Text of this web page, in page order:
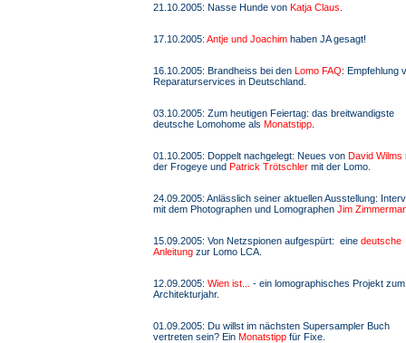
21.10.2005: Nasse Hunde von Katja Claus
17.10.2005: Antje und Joachim haben JA gesagt!
16.10.2005: Brandheiss bei den Lomo FAQ: Empfehlung
Reparaturservices in Deutschland.
03.10.2005: Zum heutigen Feiertag: das breitwandigste
deutsche Lomohome als Monatstipp
01.10.2005: Doppelt nachgelegt: Neues von David Wilms
der Frogeye und Patrick Trötschler mit der Lomo.
24.09.2005: Anlässlich seiner aktuellen Ausstellung:
mit dem Photographen und Lomographen Jim
15.09.2005: Von Netzspionen aufgespürt: eine deutsche
Anleitung zur Lomo LCA.
12.09.2005: Wien ist... - ein lomographisches Projekt zum
Architekturjahr.
01.09.2005: Du willst im nächsten Supersampler Buch
vertreten sein? Ein Monatstipp für Fixe.